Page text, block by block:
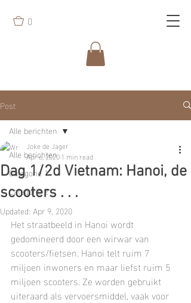
0
Post
Alle berichten
Categorie 1
Categorie 2
Alle berichten
Dag 1/2d Vietnam: Hanoi, de
scooters . . .
Joke de Jager
Apr 6, 20201 min read
Updated: Apr 9, 2020
Het straatbeeld in Hanoi wordt
gedomineerd door een wirwar van
scooters/fietsen. Hanoi telt ruim 7
miljoen inwoners en maar liefst ruim 5
miljoen scooters. Ze worden gebruikt
uiteraard als vervoersmiddel, vaak voor